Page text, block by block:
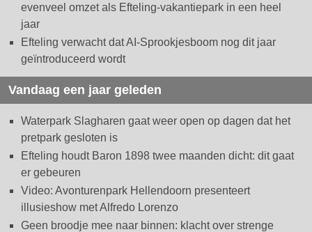
evenveel omzet als Efteling-vakantiepark in een heel
jaar
Efteling verwacht dat AI-Sprookjesboom nog dit jaar
geïntroduceerd wordt
Vandaag een jaar geleden
Waterpark Slagharen gaat weer open op dagen dat het
pretpark gesloten is
Efteling houdt Baron 1898 twee maanden dicht: dit gaat
er gebeuren
Video: Avonturenpark Hellendoorn presenteert
illusieshow met Alfredo Lorenzo
Geen broodje mee naar binnen: klacht over strenge